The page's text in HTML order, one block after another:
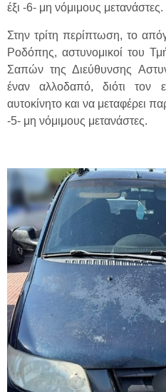
έξι -6- μη νόμιμους μετανάστες.
Στην τρίτη περίπτωση, το
Ροδόπης, αστυνομικοί του
Σαπών της Διεύθυνσης
έναν αλλοδαπό, διότι τον
αυτοκίνητο και να μεταφέρει
-5- μη νόμιμους μετανάστες.